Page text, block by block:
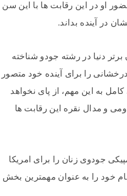
او در این رقابت ها با این سن
در آینده بداند.
زن برتر دنیا در رشته جودو شناخته
را برای آینده خود متصور
به این مهم، از پای نخواهد
و مدال نقره این رقابت ها
المپیکی جودوی زنان را برای امریکا
خود را به عنوان مهمترین بخش